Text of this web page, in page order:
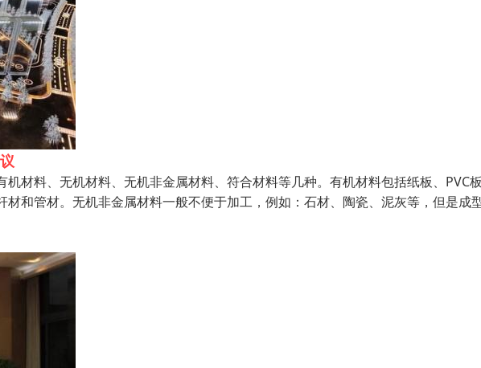
料、无机材料、无机非金属材料、符合材料等几种。有机材料包括纸板、PVC
和管材。无机非金属材料一般不便于加工，例如：石材、陶瓷、泥灰等，但是成